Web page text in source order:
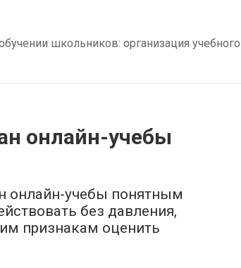
школьников: организация
онлайн-учебы
онлайн-учебы понятным
без давления,
признакам оценить